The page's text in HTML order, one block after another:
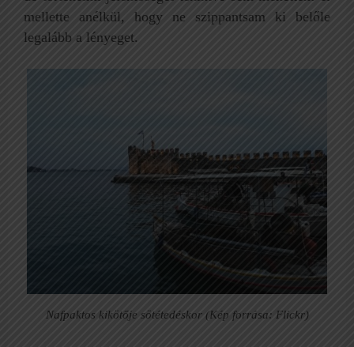
mellette anélkül, hogy ne szippantsam ki belőle
legalább a lényeget.
Nafpaktos kikötője sötétedéskor (Kép forrása: Flickr)